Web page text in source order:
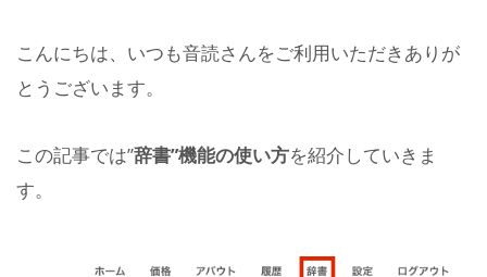
こんにちは、いつも音読さんをご利用いただきありが
とうございます。
この記事では”辞書”機能の使い方を紹介していきま
す。